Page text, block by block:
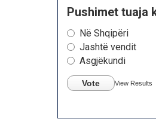
Pushimet tuaja
Në Shqipëri
Jashtë vendit
Asgjëkundi
Vote View Results